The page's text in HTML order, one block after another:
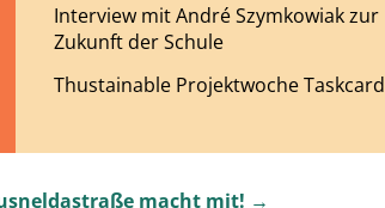
Interview mit André Szymkowiak zur
Zukunft der Schule
Thustainable Projektwoche Taskcard
macht mit! →